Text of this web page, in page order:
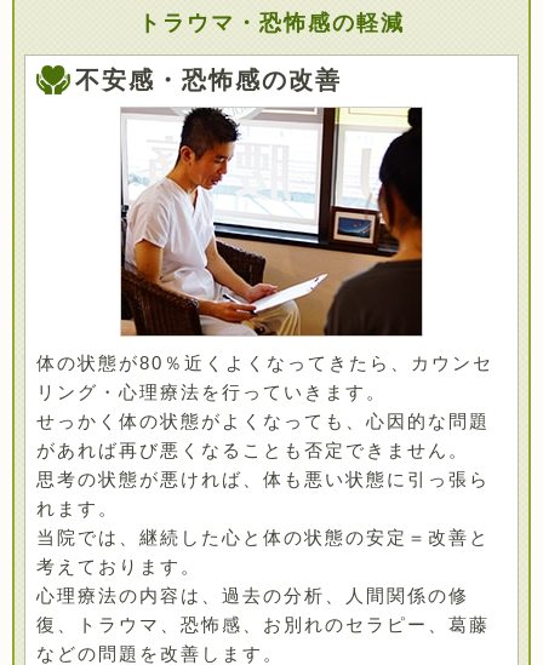
トラウマ・恐怖感の軽減
不安感・恐怖感の改善
体の状態が80％近くよくなってきたら、カウンセ
リング・心理療法を行っていきます。
せっかく体の状態がよくなっても、心因的な問題
があれば再び悪くなることも否定できません。
思考の状態が悪ければ、体も悪い状態に引っ張ら
れます。
当院では、継続した心と体の状態の安定＝改善と
考えております。
心理療法の内容は、過去の分析、人間関係の修
復、トラウマ、恐怖感、お別れのセラピー、葛藤
などの問題を改善します。